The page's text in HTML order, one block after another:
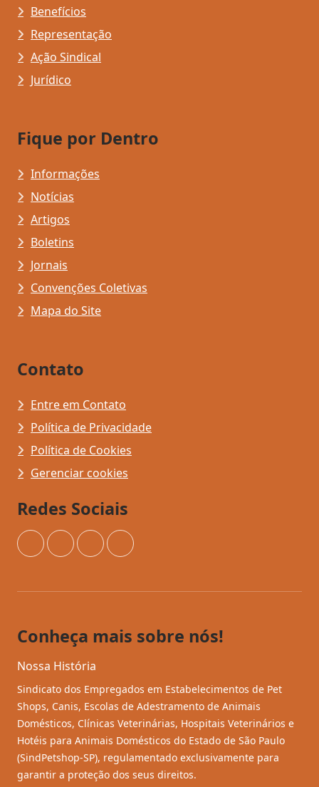
Benefícios
Representação
Ação Sindical
Jurídico
Fique por Dentro
Informações
Notícias
Artigos
Boletins
Jornais
Convenções Coletivas
Mapa do Site
Contato
Entre em Contato
Política de Privacidade
Política de Cookies
Gerenciar cookies
Redes Sociais
InstagramFacebookYouTubeTikTok
Conheça mais sobre nós!
Nossa História
Sindicato dos Empregados em Estabelecimentos de Pet
Shops, Canis, Escolas de Adestramento de Animais
Domésticos, Clínicas Veterinárias, Hospitais Veterinários e
Hotéis para Animais Domésticos do Estado de São Paulo
(SindPetshop-SP), regulamentado exclusivamente para
garantir a proteção dos seus direitos.